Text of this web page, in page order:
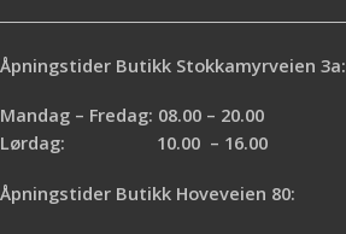
Åpningstider Butikk Stokkamyrveien 3a:
Mandag – Fredag: 08.00 – 20.00
Lørdag: 10.00 – 16.00
Åpningstider Butikk Hoveveien 80: